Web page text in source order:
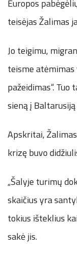
Europos
teisėjas Žalimas
Jo teigimu,
teisme atėmimas
pažeidimas“.
sieną į
Apskritai,
krizę buvo
„Šalyje turimų
skaičius yra
tokius išteklius
sakė jis.